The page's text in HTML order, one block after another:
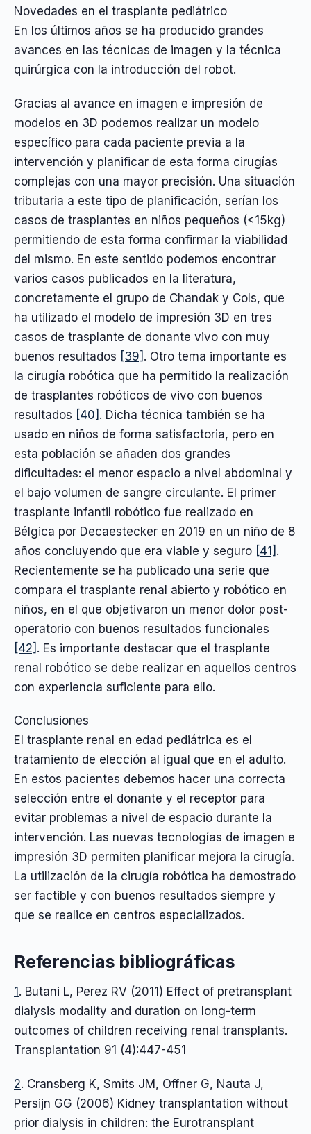
Novedades en el trasplante pediátrico
En los últimos años se ha producido grandes
avances en las técnicas de imagen y la técnica
quirúrgica con la introducción del robot.
Gracias al avance en imagen e impresión de
modelos en 3D podemos realizar un modelo
específico para cada paciente previa a la
intervención y planificar de esta forma cirugías
complejas con una mayor precisión. Una situación
tributaria a este tipo de planificación, serían los
casos de trasplantes en niños pequeños (<15kg)
permitiendo de esta forma confirmar la viabilidad
del mismo. En este sentido podemos encontrar
varios casos publicados en la literatura,
concretamente el grupo de Chandak y Cols, que
ha utilizado el modelo de impresión 3D en tres
casos de trasplante de donante vivo con muy
buenos resultados [39] . Otro tema importante es
la cirugía robótica que ha permitido la realización
de trasplantes robóticos de vivo con buenos
resultados [40] . Dicha técnica también se ha
usado en niños de forma satisfactoria, pero en
esta población se añaden dos grandes
dificultades: el menor espacio a nivel abdominal y
el bajo volumen de sangre circulante. El primer
trasplante infantil robótico fue realizado en
Bélgica por Decaestecker en 2019 en un niño de 8
años concluyendo que era viable y seguro [41] .
Recientemente se ha publicado una serie que
compara el trasplante renal abierto y robótico en
niños, en el que objetivaron un menor dolor post-
operatorio con buenos resultados funcionales
[42] . Es importante destacar que el trasplante
renal robótico se debe realizar en aquellos centros
con experiencia suficiente para ello.
Conclusiones
El trasplante renal en edad pediátrica es el
tratamiento de elección al igual que en el adulto.
En estos pacientes debemos hacer una correcta
selección entre el donante y el receptor para
evitar problemas a nivel de espacio durante la
intervención. Las nuevas tecnologías de imagen e
impresión 3D permiten planificar mejora la cirugía.
La utilización de la cirugía robótica ha demostrado
ser factible y con buenos resultados siempre y
que se realice en centros especializados.
Referencias bibliográficas
1 . Butani L, Perez RV (2011) Effect of pretransplant
dialysis modality and duration on long-term
outcomes of children receiving renal transplants.
Transplantation 91 (4):447-451
2. Cransberg K, Smits JM, Offner G, Nauta J,
Persijn GG (2006) Kidney transplantation without
prior dialysis in children: the Eurotransplant